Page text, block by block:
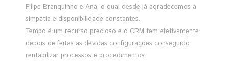
Filipe Branquinho e Ana, o qual desde já agradecemos a
simpatia e disponibilidade constantes.
Tempo é um recurso precioso e o CRM tem efetivamente
depois de feitas as devidas configurações conseguido
rentabilizar processos e procedimentos.